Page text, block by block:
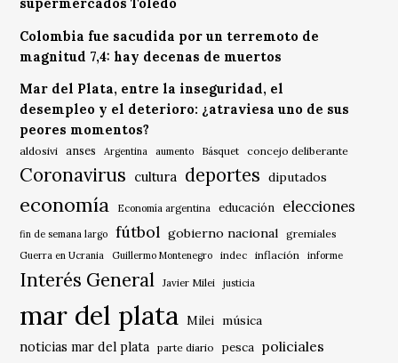
supermercados Toledo
Colombia fue sacudida por un terremoto de
magnitud 7,4: hay decenas de muertos
Mar del Plata, entre la inseguridad, el
desempleo y el deterioro: ¿atraviesa uno de sus
peores momentos?
aldosivi anses Argentina aumento Básquet concejo deliberante
Coronavirus cultura deportes diputados
economía Economía argentina educación elecciones
fin de semana largo fútbol gobierno nacional gremiales
Guerra en Ucrania Guillermo Montenegro indec inflación informe
Interés General Javier Milei justicia
mar del plata Milei música
noticias mar del plata
parte diario pesca policiales